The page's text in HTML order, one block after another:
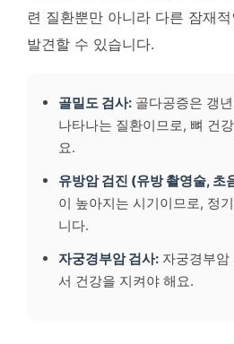
련 질환뿐만 아니라 다른 잠재
발견할 수 있습니다.
골밀도 검사: 골다공증은 갱
나타나는 질환이므로, 뼈 건
요.
유방암 검진 (유방 촬영술, 초
이 높아지는 시기이므로, 정
니다.
자궁경부암 검사: 자궁경부
서 건강을 지켜야 해요.